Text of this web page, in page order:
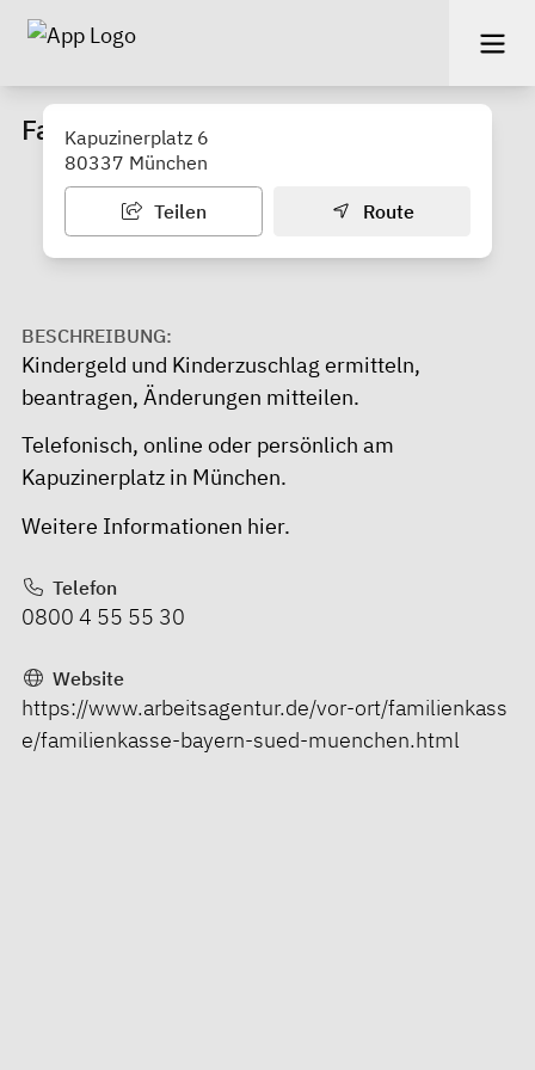
Familienkasse Bayern Süd
Kapuzinerplatz 6
80337 München
Teilen Route
BESCHREIBUNG:
Kindergeld und Kinderzuschlag ermitteln,
beantragen, Änderungen mitteilen.
Telefonisch, online oder persönlich am
Kapuzinerplatz in München.
Weitere Informationen hier.
Telefon
0800 4 55 55 30
Website
https://www.arbeitsagentur.de/vor-ort/familienkass
e/familienkasse-bayern-sued-muenchen.html